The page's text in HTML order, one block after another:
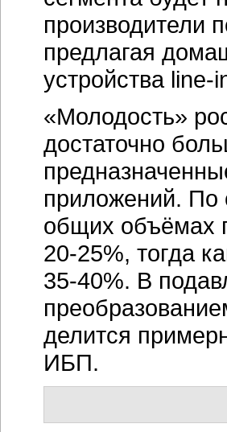
производители
предлагая
устройства line-
«Молодость»
достаточно
приложений. По
общих объёмах
20-25%, тогда
35-40%. В
делится
ИБП.